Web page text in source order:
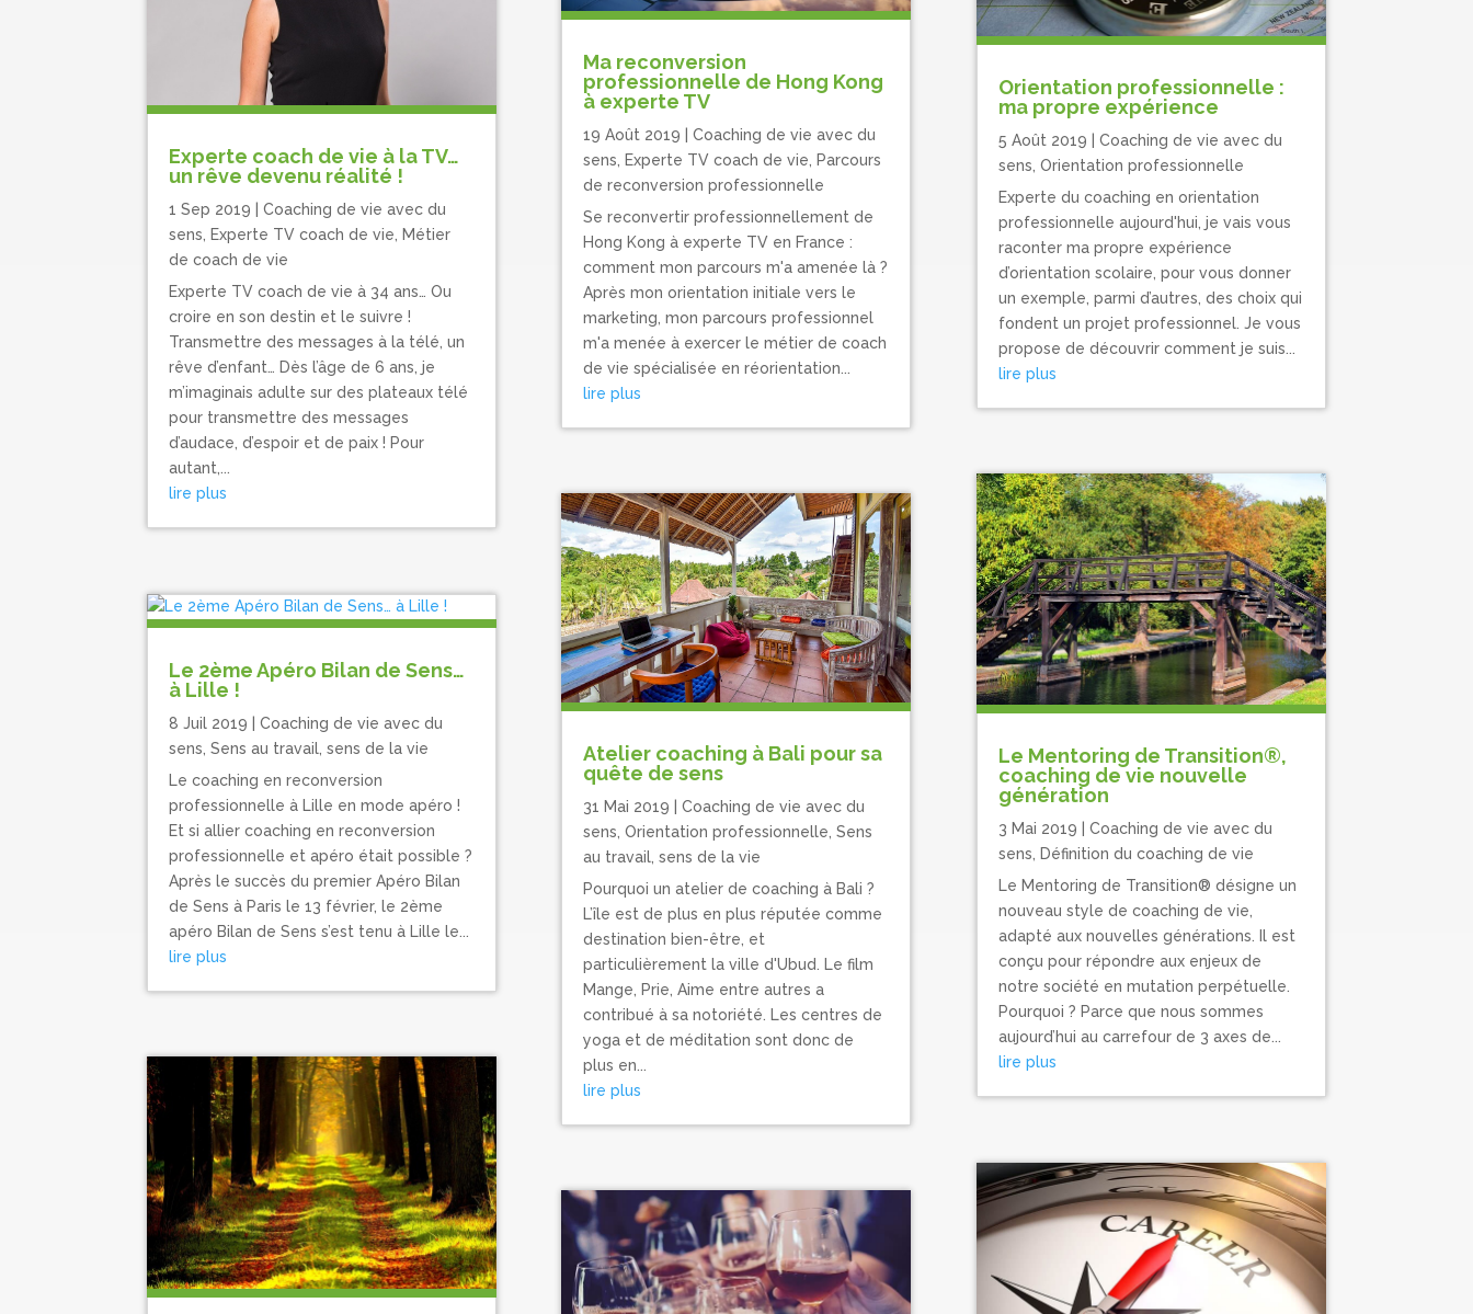
Experte coach de vie à la TV…
un rêve devenu réalité !
1 Sep 2019 |Coaching de vie avec du
sens, Experte TV coach de vie, Métier
de coach de vie
Experte TV coach de vie à 34 ans… Ou
croire en son destin et le suivre !
Transmettre des messages à la télé, un
rêve d’enfant… Dès l’âge de 6 ans, je
m’imaginais adulte sur des plateaux télé
pour transmettre des messages
d’audace, d’espoir et de paix ! Pour
autant,...
lire plus
Le 2ème Apéro Bilan de Sens…
à Lille !
8 Juil 2019 |Coaching de vie avec du
sens ,Sens au travail, sens de la vie
Le coaching en reconversion
professionnelle à Lille en mode apéro !
Et si allier coaching en reconversion
professionnelle et apéro était possible ?
Après le succès du premier Apéro Bilan
de Sens à Paris le 13 février, le 2ème
apéro Bilan de Sens s’est tenu à Lille le...
lire plus
Ma reconversion
professionnelle de Hong Kong
à experte TV
19 Août 2019 |Coaching de vie avec du
sens
Experte TV coach de vie
Parcours
de reconversion professionnelle
Se reconvertir professionnellement de
Hong Kong à experte TV en France :
comment mon parcours m'a amenée là ?
Après mon orientation initiale vers le
marketing, mon parcours professionnel
m'a menée à exercer le métier de coach
de vie spécialisée en réorientation...
lire plus
Atelier coaching à Bali pour sa
quête de sens
31 Mai 2019 |Coaching de vie avec du
sens,Orientation professionnelle,Sens
au travail, sens de la vie
Pourquoi un atelier de coaching à Bali ?
L’île est de plus en plus réputée comme
destination bien-être, et
particulièrement la ville d'Ubud. Le film
Mange, Prie, Aime entre autres a
contribué à sa notoriété. Les centres de
yoga et de méditation sont donc de
plus en...
lire plus
Orientation professionnelle :
ma propre expérience
5 Août 2019 | Coaching de vie avec du
sens Orientation professionnelle
Experte du coaching en orientation
professionnelle aujourd'hui, je vais vous
raconter ma propre expérience
d’orientation scolaire, pour vous donner
un exemple, parmi d’autres, des choix qui
fondent un projet professionnel. Je vous
propose de découvrir comment je suis...
lire plus
Le Mentoring de Transition®,
coaching de vie nouvelle
génération
3 Mai 2019
Coaching de vie avec du
sens, Définition du coaching de vie
Le Mentoring de Transition® désigne un
nouveau style de coaching de vie,
adapté aux nouvelles générations. Il est
conçu pour répondre aux enjeux de
notre société en mutation perpétuelle.
Pourquoi ? Parce que nous sommes
aujourd’hui au carrefour de 3 axes de...
lire plus